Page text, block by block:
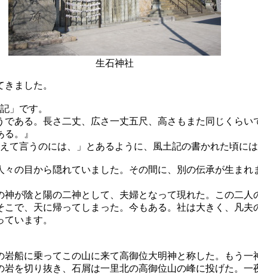
生石神社
ました。
」です。
ある。長さ二丈、広さ一丈五尺、高さもまた同じくら
。』
言うのには、」とあるように、風土記の書かれた頃に
の目から隠れていました。その間に、別の伝承が生まれ
が陰と陽の二神として、夫婦となって現れた。この二人
で、天に帰ってしまった。今もある。社は大きく、凡夫
います。
船に乗ってこの山に来て高御位大明神と称した。もう
を切り抜き、石屑は一里北の高御位山の峰に投げた。